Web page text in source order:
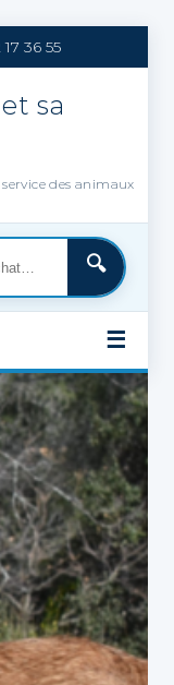
36 55
sa
des animaux
☰